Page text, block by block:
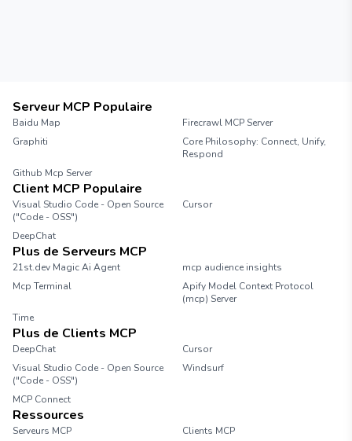
Serveur MCP Populaire
Baidu Map
Firecrawl MCP Server
Graphiti
Core Philosophy: Connect, Unify,
Respond
Github Mcp Server
Client MCP Populaire
Visual Studio Code - Open Source
("Code - OSS")
Cursor
DeepChat
Plus de Serveurs MCP
21st.dev Magic Ai Agent
mcp audience insights
Mcp Terminal
Apify Model Context Protocol
(mcp) Server
Time
Plus de Clients MCP
DeepChat
Cursor
Visual Studio Code - Open Source
("Code - OSS")
Windsurf
MCP Connect
Ressources
Serveurs MCP
Clients MCP